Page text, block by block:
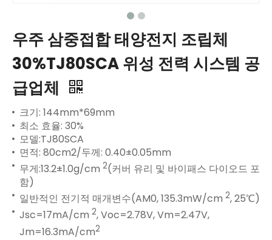
우주 삼중접합 태양전지 조립체
30%TJ80SCA 위성 전력 시스템 공
급업체
크기: 144mm*69mm
최소 효율: 30%
모델:TJ80SCA
면적: 80cm2/두께: 0.40±0.05mm
무게:13.2±1.0g/cm 2(커버 유리 및 바이패스 다이오드 포
함)
일반적인 전기적 매개변수(AM0, 135.3mW/cm 2, 25℃)
Jsc=17mA/cm 2, Voc=2.78V, Vm=2.47V,
Jm=16.3mA/cm2